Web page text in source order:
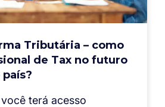
Tributária – como
de Tax no futuro
terá acesso